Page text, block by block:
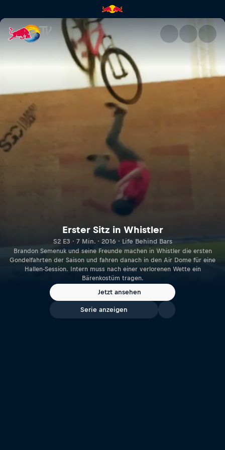
Erster Sitz in Whistler | Red
Erster Sitz in Whistler
S2 E3 · 7 Min. · 2016 · Life Behind Bars
Brandon Semenuk und seine Freunde machen in Whistler die ersten
Gondelfahrten der Saison und fahren danach in den Air Dome für eine
Hallen-Session. Intern muss nach einer verlorenen Wette ein
Bärenkostüm tragen.
Jetzt ansehen
Serie anzeigen